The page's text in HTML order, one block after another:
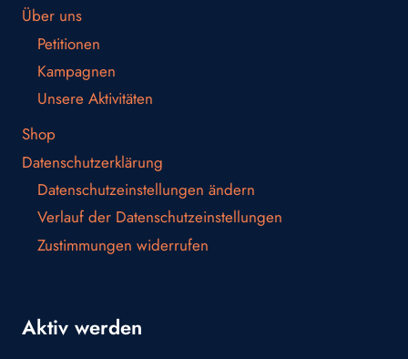
Über uns
Petitionen
Kampagnen
Unsere Aktivitäten
Shop
Datenschutzerklärung
Datenschutzeinstellungen ändern
Verlauf der Datenschutzeinstellungen
Zustimmungen widerrufen
Aktiv werden